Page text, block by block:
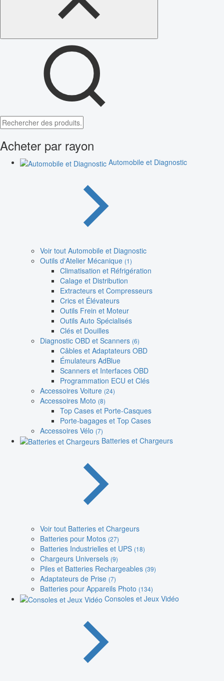
Acheter par rayon
Automobile et Diagnostic
Voir tout Automobile et Diagnostic
Outils d'Atelier Mécanique (1)
Climatisation et Réfrigération
Calage et Distribution
Extracteurs et Compresseurs
Crics et Élévateurs
Outils Frein et Moteur
Outils Auto Spécialisés
Clés et Douilles
Diagnostic OBD et Scanners (6)
Câbles et Adaptateurs OBD
Émulateurs AdBlue
Scanners et Interfaces OBD
Programmation ECU et Clés
Accessoires Voiture (24)
Accessoires Moto (8)
Top Cases et Porte-Casques
Porte-bagages et Top Cases
Accessoires Vélo (7)
Batteries et Chargeurs
Voir tout Batteries et Chargeurs
Batteries pour Motos (27)
Batteries Industrielles et UPS (18)
Chargeurs Universels (9)
Piles et Batteries Rechargeables (39)
Adaptateurs de Prise (7)
Batteries pour Appareils Photo (134)
Consoles et Jeux Vidéo